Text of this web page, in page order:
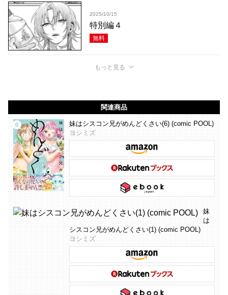
2025/10/15
特別編４
無料
もっと見る
関連商品
妹はシスコン兄がめんどくさい(6) (comic POOL)
ヨシミズ
妹
は
シスコン兄がめんどくさい(1) (comic POOL)
ヨシミズ